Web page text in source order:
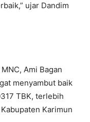
ujar Dandim
Ami Bagan
menyambut baik
TBK, terlebih
Karimun